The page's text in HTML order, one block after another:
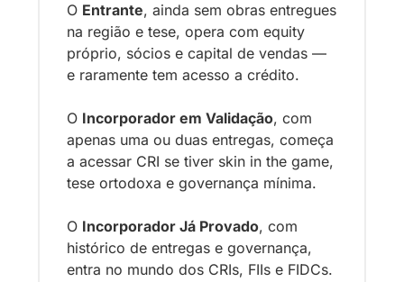
O Entrante, ainda sem obras entregues
na região e tese, opera com equity
próprio, sócios e capital de vendas —
e raramente tem acesso a crédito.
O Incorporador em Validação, com
apenas uma ou duas entregas, começa
a acessar CRI se tiver skin in the game,
tese ortodoxa e governança mínima.
O Incorporador Já Provado, com
histórico de entregas e governança,
entra no mundo dos CRIs, FIIs e FIDCs.